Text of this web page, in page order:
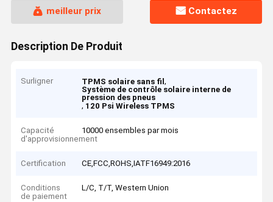
meilleur prix Contactez
Description De Produit
Surligner TPMS solaire sans fil,
Système de contrôle solaire interne de
pression des pneus
, 120 Psi Wireless TPMS
Capacité
d'approvisionnement
10000 ensembles par mois
Certification CE,FCC,ROHS,IATF16949:2016
Conditions
de paiement
L/C, T/T, Western Union